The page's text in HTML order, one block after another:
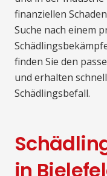
finanziellen
Suche nach einem
finden Sie den
und erhalten
Schädlingsbefall.
in